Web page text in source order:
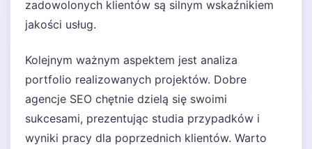
zadowolonych klientów są silnym wskaźnikiem
jakości usług.
Kolejnym ważnym aspektem jest analiza
portfolio realizowanych projektów. Dobre
agencje SEO chętnie dzielą się swoimi
sukcesami, prezentując studia przypadków i
wyniki pracy dla poprzednich klientów. Warto